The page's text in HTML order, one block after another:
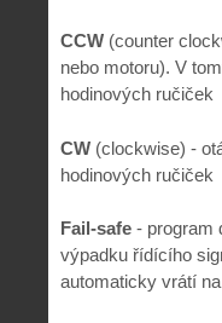
CCW (counter
nebo motoru). V
hodinových ručiček
CW (clockwise) -
hodinových ručiček
Fail-safe - program
výpadku řídícího
automaticky vrátí